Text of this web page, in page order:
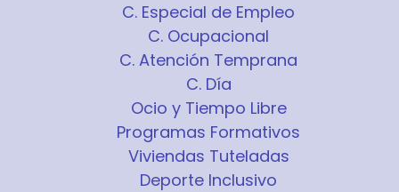
C. Especial de Empleo
C. Ocupacional
C. Atención Temprana
C. Día
Ocio y Tiempo Libre
Programas Formativos
Viviendas Tuteladas
Deporte Inclusivo